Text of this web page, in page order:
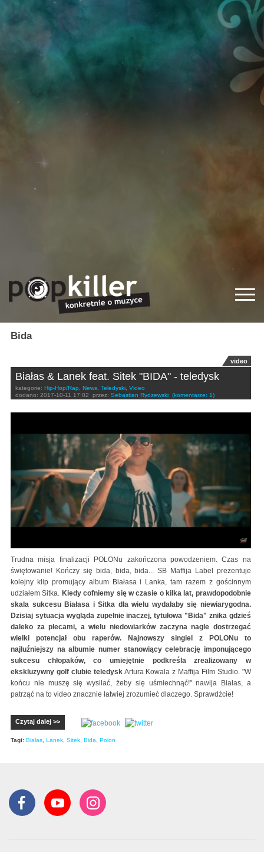
Bida
video
Białas & Lanek feat. Sitek "BIDA" - teledysk
kategorie: Hip-Hop/Rap, News, Teledyski, Video
dodano: 2017-10-11 17:02 przez: Sebastian Rydzewski (komentarze: 1)
Trudna misja finalizacji POLONu zakończona powodzeniem. Czas na
świętowanie! Kończy się bida, bida, bida... SB Maffija Label prezentuje
kolejny klip promujący album Białasa i Lanka, tam razem z gościnnym
udziałem Sitka. Kiedy cofniemy się w czasie o kilka lat, prawdopodobnie
skala sukcesu Białasa i Sitka dla wielu wydałaby się niewiarygodna.
Dzisiaj sytuacja wygląda zupełnie inaczej, tytułowa "Bida" znika gdzieś
daleko za plecami, a wielu niedowiarków zaczyna nagle dostrzegać
wielki potencjał obu raperów. Najnowszy singiel z POLONu to
najluźniejszy na albumie numer stanowiący celebrację imponującego
sukcesu chłopaków, co umiejętnie podkreśla zrealizowany w
ekskluzywny golf clubie teledyskArtura Kowala z Maffija Film Studio. "W
końcu nie muszę się wysilać, żeby się uśmiechnąć!" nawija Białas, a
patrząć na to video znacznie łatwiej zrozumieć dlaczego. Sprawdźcie!
Czytaj dalej >>
Tagi: Białas Lanek Sitek Bida Polon